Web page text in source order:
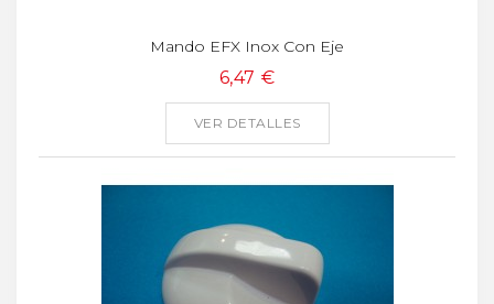
Mando EFX Inox Con Eje
6,47 €
VER DETALLES